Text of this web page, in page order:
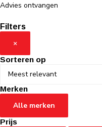
Advies ontvangen
Filters
×
Sorteren op
Merken
Alle merken
Prijs